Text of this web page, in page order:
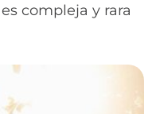
compleja y rara